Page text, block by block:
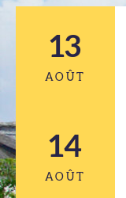
13
AOÛT
13
AOÛT
14
AOÛT